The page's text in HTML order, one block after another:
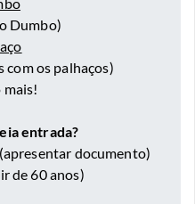
Dumbo)
com os palhaços)
mais!
entrada?
documento)
de 60 anos)